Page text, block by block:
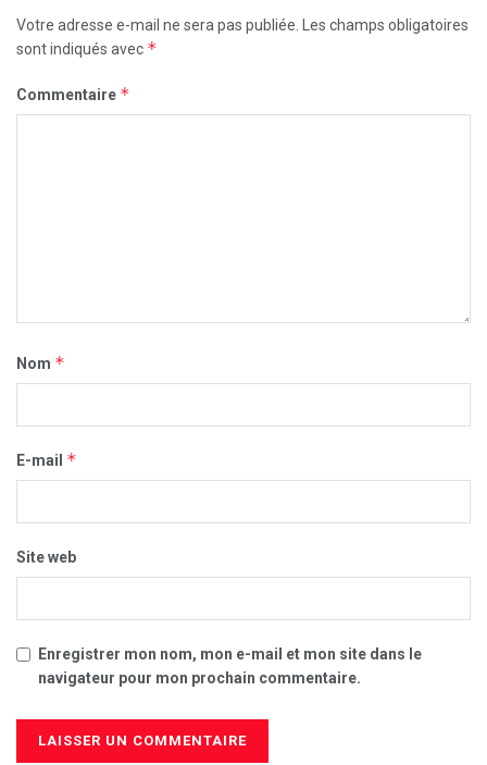
Votre adresse e-mail ne sera pas publiée.
Les champs obligatoires
sont indiqués avec *
Commentaire *
Nom *
E-mail *
Site web
Enregistrer mon nom, mon e-mail et mon site dans le
navigateur pour mon prochain commentaire.